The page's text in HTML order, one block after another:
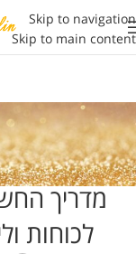
Skip to navigation
Skip to main content
דמיון מודרך,הרצאות,חשיבה
מדריך
לכוחות